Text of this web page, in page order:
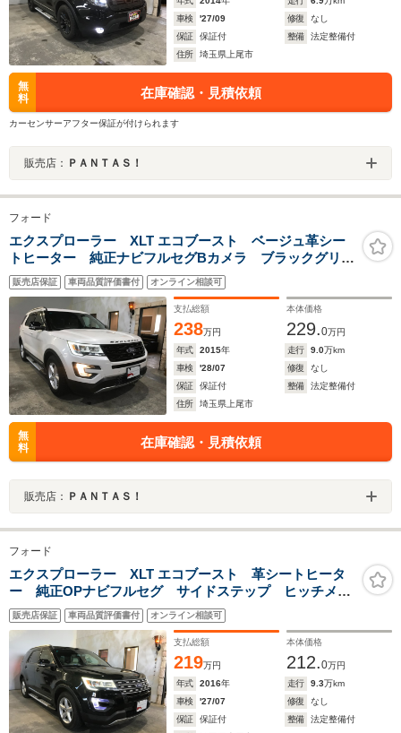
車検
'27/09 修復
なし
保証
保証付 整備
法定整備付
住所
埼玉県上尾市
無
料
在庫確認・見積依頼
カーセンサーアフター保証が付けられます
販売店： ＰＡＮＴＡＳ！
フォード
エクスプローラー XLT エコブースト ベージュ革シー
トヒーター 純正ナビフルセグBカメラ ブラックグリ
ル サイドステップ 新品ATタイヤ
販売店保証 車両品質評価書付 オンライン相談可
支払総額
238万円
本体価格
229.0万円
年式
2015年 走行 9.0万km
車検
'28/07 修復
なし
保証
保証付 整備
法定整備付
住所
埼玉県上尾市
無
料
在庫確認・見積依頼
販売店： ＰＡＮＴＡＳ！
フォード
エクスプローラー XLT エコブースト 革シートヒータ
ー 純正OPナビフルセグ サイドステップ ヒッチメン
バー
販売店保証 車両品質評価書付 オンライン相談可
支払総額
219万円
本体価格
212.0万円
年式
2016年 走行 9.3万km
車検
'27/07 修復
なし
保証
保証付 整備
法定整備付